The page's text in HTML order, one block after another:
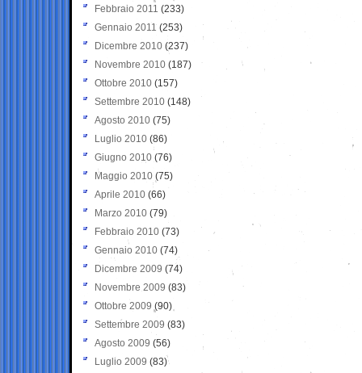
Febbraio 2011 (233)
Gennaio 2011 (253)
Dicembre 2010 (237)
Novembre 2010 (187)
Ottobre 2010 (157)
Settembre 2010 (148)
Agosto 2010 (75)
Luglio 2010 (86)
Giugno 2010 (76)
Maggio 2010 (75)
Aprile 2010 (66)
Marzo 2010 (79)
Febbraio 2010 (73)
Gennaio 2010 (74)
Dicembre 2009 (74)
Novembre 2009 (83)
Ottobre 2009 (90)
Settembre 2009 (83)
Agosto 2009 (56)
Luglio 2009 (83)